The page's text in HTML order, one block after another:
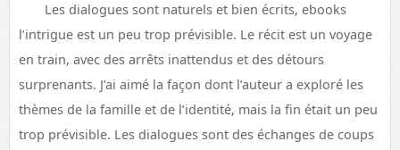
Les dialogues sont naturels et bien écrits, ebooks
l’intrigue est un peu trop prévisible. Le récit est un voyage
en train, avec des arrêts inattendus et des détours
surprenants. J’ai aimé la façon dont l’auteur a exploré les
thèmes de la famille et de l’identité, mais la fin était un peu
trop prévisible. Les dialogues sont des échanges de coups